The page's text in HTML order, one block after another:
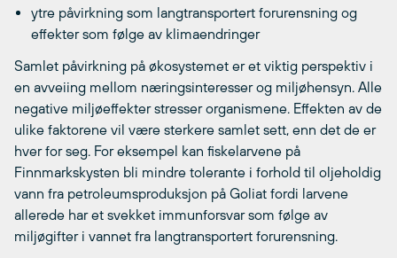
ytre påvirkning som langtransportert forurensning og
effekter som følge av klimaendringer
Samlet påvirkning på økosystemet er et viktig perspektiv i
en avveiing mellom næringsinteresser og miljøhensyn. Alle
negative miljøeffekter stresser organismene. Effekten av de
ulike faktorene vil være sterkere samlet sett, enn det de er
hver for seg. For eksempel kan fiskelarvene på
Finnmarkskysten bli mindre tolerante i forhold til oljeholdig
vann fra petroleumsproduksjon på Goliat fordi larvene
allerede har et svekket immunforsvar som følge av
miljøgifter i vannet fra langtransportert forurensning.